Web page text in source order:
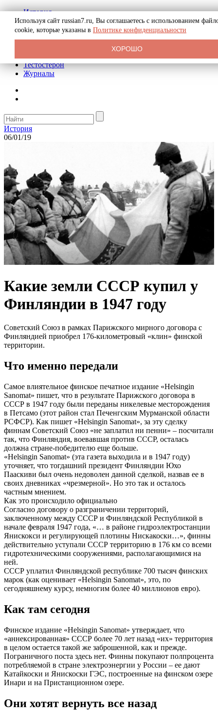
История
Биография
Криминал
Реклама на сайте
Тестостерон
Журналы
История
06/01/19
Какие земли СССР купил у
Финляндии в 1947 году
Советский Союз в рамках Парижского мирного договора с
Финляндией приобрел 176-километровый «клин» финской
территории.
Что именно передали
Самое влиятельное финское печатное издание «Helsingin
Sanomat» пишет, что в результате Парижского договора в
СССР в 1947 году были переданы никелевые месторождения
в Петсамо (этот район стал Печенгским Мурманской области
РСФСР). Как пишет «Helsingin Sanomat», за эту сделку
финнам Советский Союз «не заплатил ни пенни» – посчитали
так, что Финляндия, воевавшая против СССР, осталась
должна стране-победителю еще больше.
«Helsingin Sanomat» (эта газета выходила и в 1947 году)
уточняет, что тогдашний президент Финляндии Юхо
Пааскиви был очень недоволен данной сделкой, назвав ее в
своих дневниках «чрезмерной». Но это так и осталось
частным мнением.
Как это происходило официально
Согласно договору о разграничении территорий,
заключенному между СССР и Финляндской Республикой в
начале февраля 1947 года, «… в районе гидроэлектростанции
Янискокси и регулирующей плотины Нискакоски…», финны
действительно уступали СССР территорию в 176 км со всеми
гидротехническими сооружениями, располагающимися на
ней.
СССР уплатил Финляндской республике 700 тысяч финских
марок (как оценивает «Helsingin Sanomat», это, по
сегодняшнему курсу, немногим более 40 миллионов евро).
Как там сегодня
Финское издание «Helsingin Sanomat» утверждает, что
«аннексированная» СССР более 70 лет назад «их» территория
в целом остается такой же заброшенной, как и прежде.
Пограничного поста здесь нет. Финны покупают полпроцента
потребляемой в стране электроэнергии у России – ее дают
Катайкоски и Янискоски ГЭС, построенные на финском озере
Инари и на Пристанционном озере.
Они хотят вернуть все назад
Используя сайт russian7.ru, Вы соглашаетесь с использованием
cookie, которые указаны в Политике конфиденциальности
ХОРОШО